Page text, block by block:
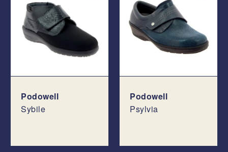
Podowell
Sybile
Podowell
Psylvia